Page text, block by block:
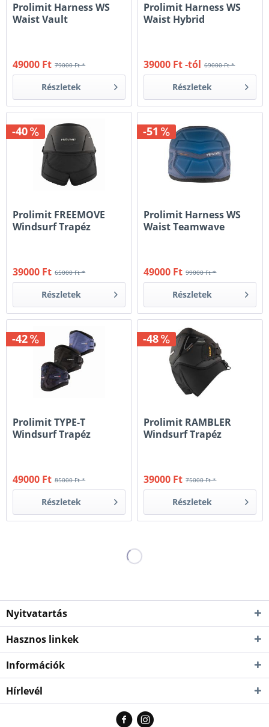
Prolimit Harness WS
Waist Vault
79000 Ft *
49000 Ft
Részletek
Prolimit Harness WS
Waist Hybrid
69000 Ft *
39000 Ft -tól
Részletek
-40
Prolimit FREEMOVE
Windsurf Trapéz
65000 Ft *
39000 Ft
Részletek
-51
Prolimit Harness WS
Waist Teamwave
99000 Ft *
49000 Ft
Részletek
-42
Prolimit TYPE-T
Windsurf Trapéz
85000 Ft *
49000 Ft
Részletek
-48
Prolimit RAMBLER
Windsurf Trapéz
75000 Ft *
39000 Ft
Részletek
Nyitvatartás
Hasznos linkek
Információk
Hírlevél